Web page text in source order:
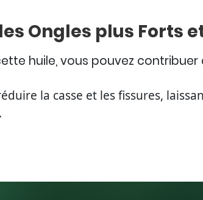
Ongles plus Forts
huile, vous pouvez
la casse et les fissures,